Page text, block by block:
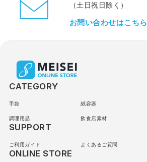
（土日祝日除く）
お問い合わせはこちら
CATEGORY
手袋 紙容器
調理用品 飲食店素材
SUPPORT
ご利用ガイド よくあるご質問
ONLINE STORE